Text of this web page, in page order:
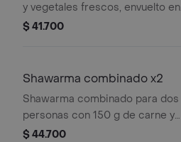
y vegetales frescos, envuelto en
tortilla.
$ 41.700
Shawarma combinado x2
Shawarma combinado para dos
personas con 150 g de carne y
vegetales frescos. Incluye salsa
$ 44.700